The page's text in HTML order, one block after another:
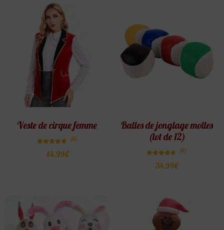
Veste de cirque femme
4.75
(8)
44.99€
Balles de jonglage molles
(lot de 12)
4.67
(6)
34.99€